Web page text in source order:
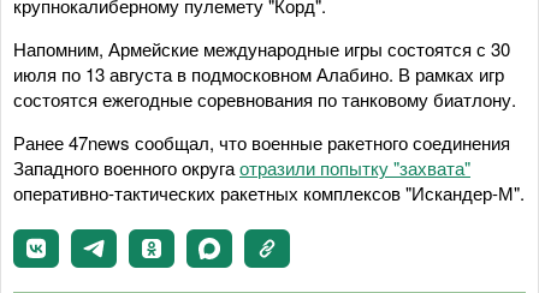
крупнокалиберному пулемету "Корд".
Напомним, Армейские международные игры состоятся с 30
июля по 13 августа в подмосковном Алабино. В рамках игр
состоятся ежегодные соревнования по танковому биатлону.
Ранее 47news сообщал, что военные ракетного соединения
Западного военного округаотразили попытку "захвата"
оперативно-тактических ракетных комплексов "Искандер-М".